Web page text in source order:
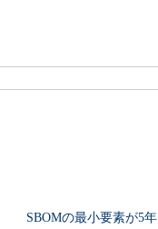
SBOMの最小要素が5年